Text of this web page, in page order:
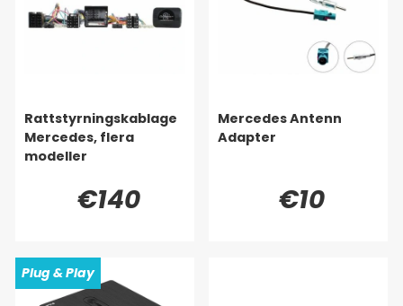
Rattstyrningskablage
Mercedes, flera
modeller
€140
Mercedes Antenn
Adapter
€10
Plug & Play